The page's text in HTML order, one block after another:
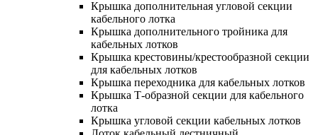
Крышка дополнительная угловой секции
кабельного лотка
Крышка дополнительного тройника для
кабельных лотков
Крышка крестовины/крестообразной секции
для кабельных лотков
Крышка переходника для кабельных лотков
Крышка Т-образной секции для кабельного
лотка
Крышка угловой секции кабельных лотков